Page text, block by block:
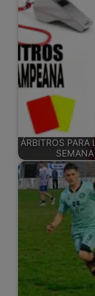
ÁRBITROS PARA